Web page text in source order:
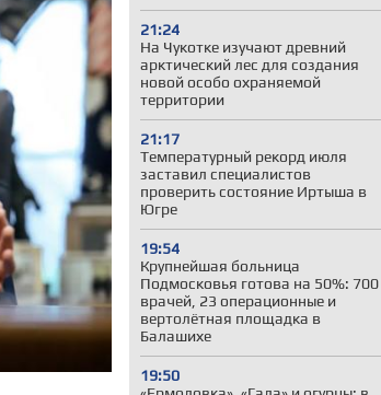
21:24
На Чукотке изучают древний
арктический лес для создания
новой особо охраняемой
территории
21:17
Температурный рекорд июля
заставил специалистов
проверить состояние Иртыша в
Югре
19:54
Крупнейшая больница
Подмосковья готова на 50%: 700
врачей, 23 операционные и
вертолётная площадка в
Балашихе
19:50